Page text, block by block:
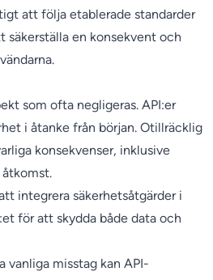
att följa etablerade standarder
en konsekvent och
som ofta negligeras. API:er
i åtanke från början. Otillräcklig
konsekvenser, inklusive
integrera säkerhetsåtgärder i
för att skydda både data och
vanliga misstag kan API-